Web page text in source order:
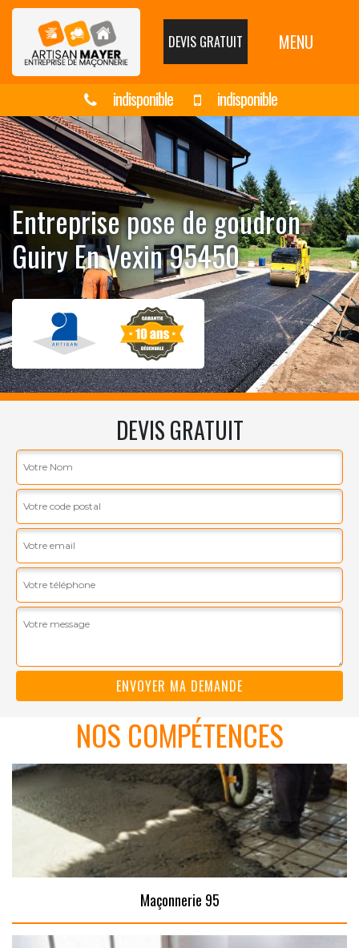
DEVIS GRATUIT MENU
indisponible indisponible
Entreprise pose de goudron
Guiry En Vexin 95450
DEVIS GRATUIT
NOS COMPÉTENCES
Maçonnerie 95